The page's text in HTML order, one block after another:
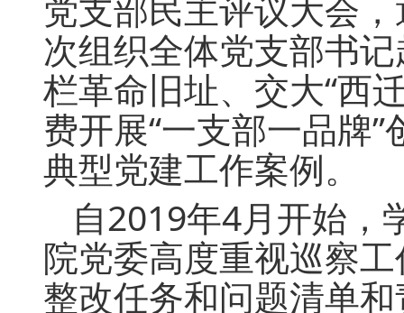
次组织全体党支部书
栏革命旧址、交大“西
费开展“一支部一品牌
典型党建工作案例。
自2019年4月开始，
院党委高度重视巡察
整改任务和问题清单